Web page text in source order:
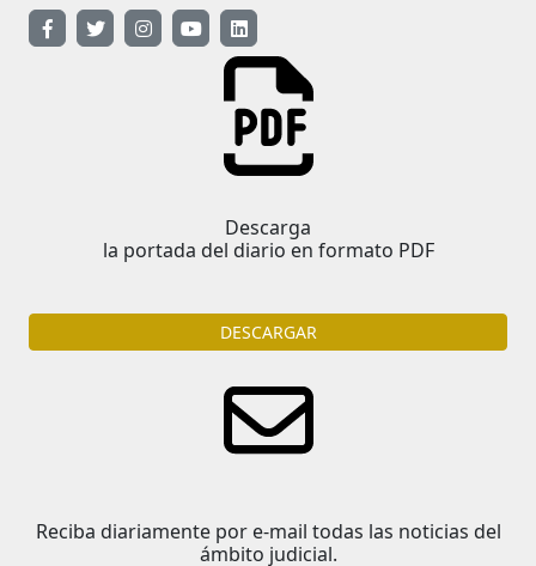
Descarga
la portada del diario en formato PDF
DESCARGAR
Reciba diariamente por e-mail todas las noticias del
ámbito judicial.